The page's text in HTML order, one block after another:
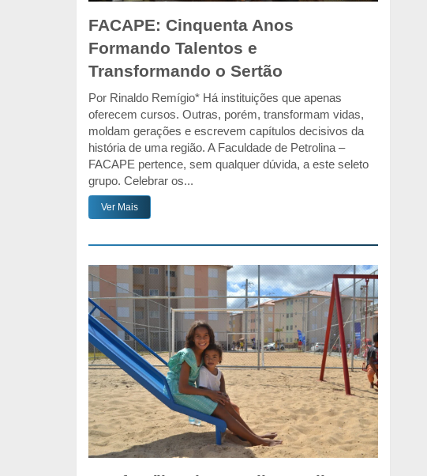
FACAPE: Cinquenta Anos
Formando Talentos e
Transformando o Sertão
Por Rinaldo Remígio* Há instituições que apenas
oferecem cursos. Outras, porém, transformam vidas,
moldam gerações e escrevem capítulos decisivos da
história de uma região. A Faculdade de Petrolina –
FACAPE pertence, sem qualquer dúvida, a este seleto
grupo. Celebrar os...
Ver Mais